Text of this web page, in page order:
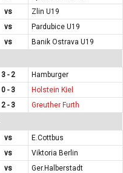
vs
Zlin U19
vs
Pardubice U19
vs
Banik Ostrava U19
3 - 2
Hamburger
0 - 3
Holstein Kiel
2 - 3
Greuther Furth
vs
E.Cottbus
vs
Viktoria Berlin
vs
Ger.Halberstadt